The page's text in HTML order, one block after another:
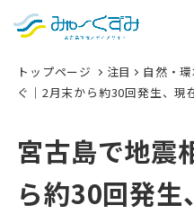
トップページ 注目 自然・
ぐ｜2月末から約30回発生、現
宮古島で地震
ら約30回発生